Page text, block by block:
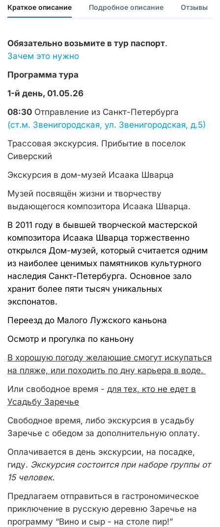
Краткое описание Подробное описание Отзывы
Обязательно возьмите в тур паспорт.
Зачем это нужно
Программа тура
1-й день, 01.05.26
08:30 Отправление из Санкт-Петербурга
(ст.м. Звенигородская, ул. Звенигородская, д.5)
Трассовая экскурсия. Прибытие в поселок
Сиверский
Экскурсия в дом-музей Исаака Шварца
Музей посвящён жизни и творчеству
выдающегося композитора Исаака Шварца.
В 2011 году в бывшей творческой мастерской
композитора Исаака Шварца торжественно
открылся Дом-музей, который считается одним
из наиболее ценимых памятников культурного
наследия Санкт-Петербурга. Основное зало
хранит более пяти тысяч уникальных
экспонатов.
Переезд до Малого Лужского каньона
Осмотр и прогулка по каньону
В хорошую погоду желающие смогут искупаться
на пляже, или походить по дну карьера в воде.
Или свободное время - для тех, кто не едет в
Усадьбу Заречье
Свободное время, либо экскурсия в усадьбу
Заречье с обедом за дополнительную оплату.
Оплачивается в день экскурсии, на посадке,
гиду. Экскурсия состоится при наборе группы от
15 человек.
Предлагаем отправиться в гастрономическое
приключение в русскую деревню Заречье на
программу “Вино и сыр - на столе пир!”